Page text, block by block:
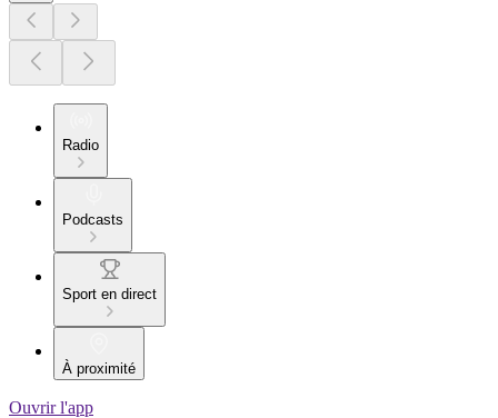
Radio
Podcasts
Sport en direct
À proximité
Ouvrir l'app